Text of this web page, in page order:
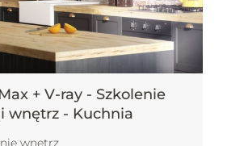
+ V-ray - Szkolenie
wnętrz - Kuchnia
wnętrz